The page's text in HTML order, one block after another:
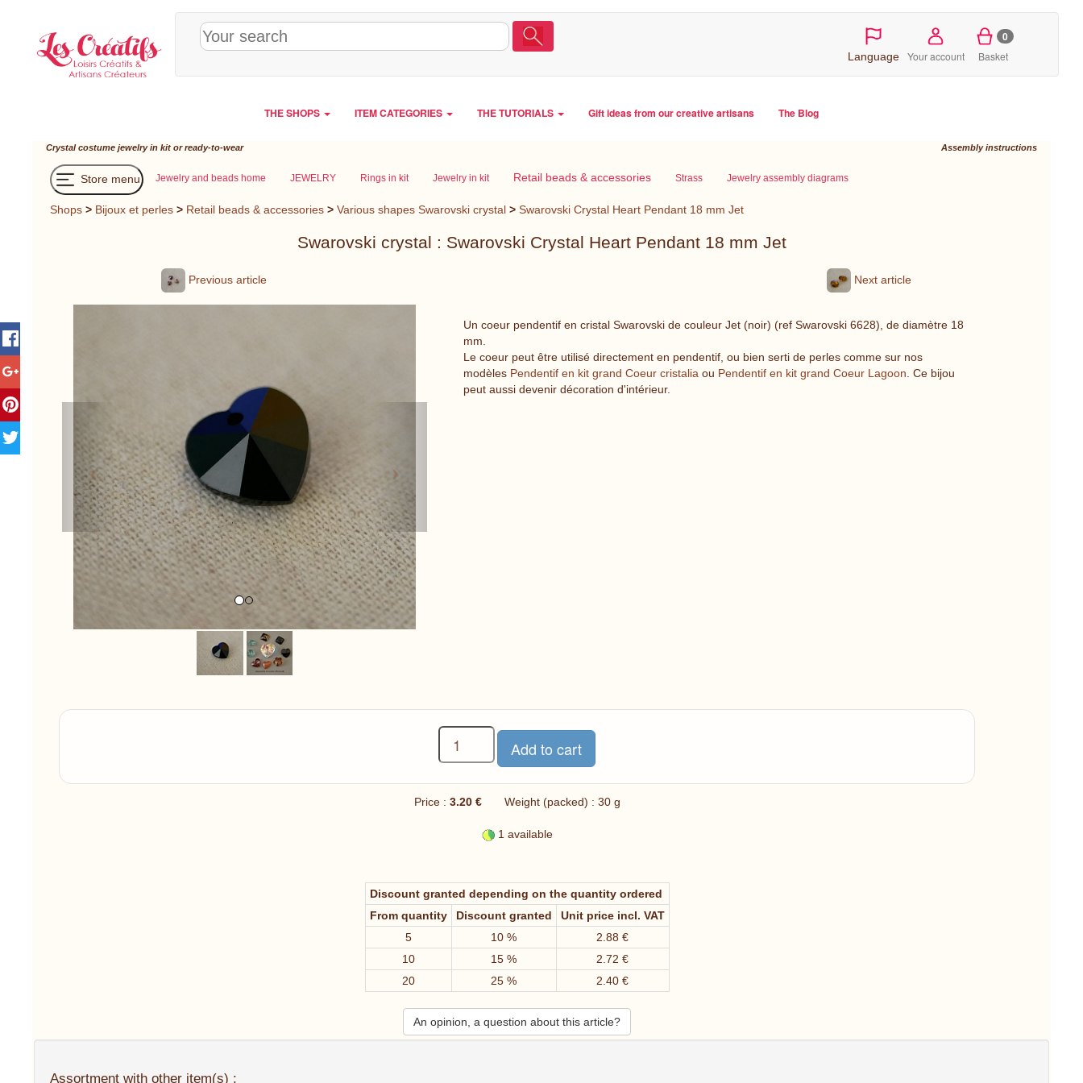
Language Your account
0
Basket
THE SHOPS ITEM CATEGORIES THE TUTORIALS Gift ideas from our creative artisans The Blog
Crystal costume jewelry in kit or ready-to-wear Assembly instructions
Store menu Jewelry and beads home JEWELRY Rings in kit Jewelry in kit Retail beads & accessories Strass Jewelry assembly diagrams
Shops > Bijoux et perles > Retail beads & accessories > Various shapes Swarovski crystal > Swarovski Crystal Heart Pendant 18 mm Jet
Swarovski crystal : Swarovski Crystal Heart Pendant 18 mm Jet
Previous article Next article
Previous
Un coeur pendentif en cristal Swarovski de couleur Jet (noir) (ref Swarovski 6628), de diamètre 18
mm.
Le coeur peut être utilisé directement en pendentif, ou bien serti de perles comme sur nos
modèles Pendentif en kit grand Coeur cristalia ou Pendentif en kit grand Coeur Lagoon . Ce bijou
peut aussi devenir décoration d'intérieur.
Price : 3.20 € Weight (packed) : 30 g
1 available
Discount granted depending on the quantity ordered
From quantity
Discount granted
Unit price incl. VAT
5
10 %
2.88 €
10
15 %
2.72 €
20
25 % 2.40 €
An opinion, a question about this article?
Assortment with other item(s) :